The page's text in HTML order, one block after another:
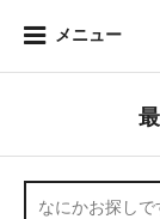
メニュー